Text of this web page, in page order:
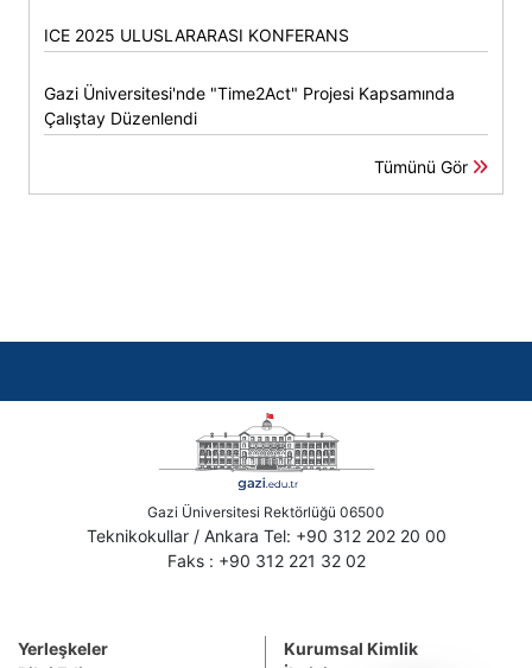
ICE 2025 ULUSLARARASI KONFERANS
Gazi Üniversitesi'nde "Time2Act" Projesi Kapsamında
Çalıştay Düzenlendi
Tümünü Gör
Gazi Üniversitesi Rektörlüğü 06500
Teknikokullar / Ankara Tel: +90 312 202 20 00
Faks : +90 312 221 32 02
Yerleşkeler
Kurumsal Kimlik